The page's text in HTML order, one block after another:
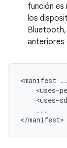
función es
los
Bluetooth,
anteriores
<manifest
<uses-
<uses-
...
</manifest>